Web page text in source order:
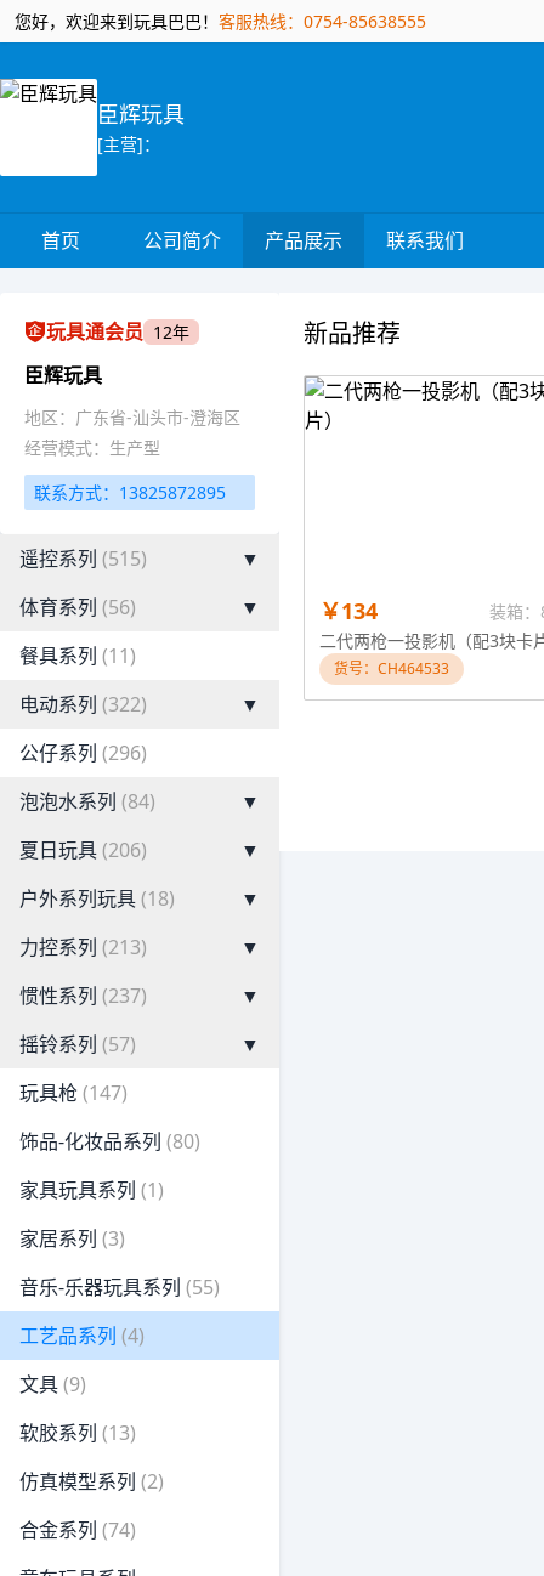
您好，欢迎来到玩具巴巴！ 客服热线：0754-85638555
臣辉玩具
[主营]：
首页 公司简介 产品展示 联系我们
玩具通会员 12年
臣辉玩具
地区：广东省-汕头市-澄海区
经营模式：生产型
联系方式：13825872895
遥控系列 (515)
▼
体育系列 (56)
▼
餐具系列 (11)
电动系列 (322)
▼
公仔系列 (296)
泡泡水系列 (84)
▼
夏日玩具(206)
▼
户外系列玩具(18)
▼
力控系列 (213)
▼
惯性系列 (237)
▼
摇铃系列 (57)
▼
玩具枪 (147)
饰品-化妆品系列 (80)
家具玩具系列 (1)
家居系列 (3)
音乐-乐器玩具系列 (55)
工艺品系列 (4)
文具(9)
软胶系列 (13)
仿真模型系列 (2)
合金系列 (74)
新品推荐
￥134
装箱
二代两枪一投影机（配3块卡
货号：CH464533